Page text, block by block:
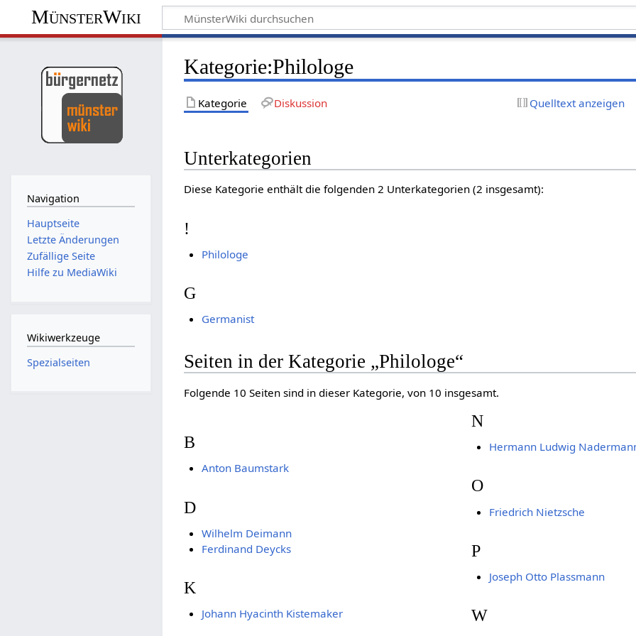
MünsterWiki
Kategorie:Philologe
Kategorie Diskussion Quelltext anzeigen
Unterkategorien
Diese Kategorie enthält die folgenden 2 Unterkategorien (2 insgesamt):
!
Philologe
G
Germanist
Seiten in der Kategorie „Philologe“
Folgende 10 Seiten sind in dieser Kategorie, von 10 insgesamt.
B
Anton Baumstark
D
Wilhelm Deimann
Ferdinand Deycks
K
Johann Hyacinth Kistemaker
N
Hermann Ludwig
O
Friedrich Nietzsche
P
Joseph Otto Plassmann
W
Navigation
Hauptseite
Letzte Änderungen
Zufällige Seite
Hilfe zu MediaWiki
Wikiwerkzeuge
Spezialseiten